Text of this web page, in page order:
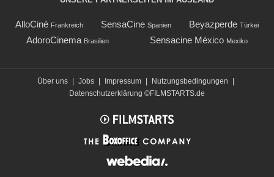
AlloCiné Frankreich SensaCine Spanien Beyazperde Türkei
AdoroCinema Brasilien Sensacine México Mexiko
Über uns | Jobs | Impressum | Nutzungsbedingungen
|
Datenschutzerklärung ©FILMSTARTS.de